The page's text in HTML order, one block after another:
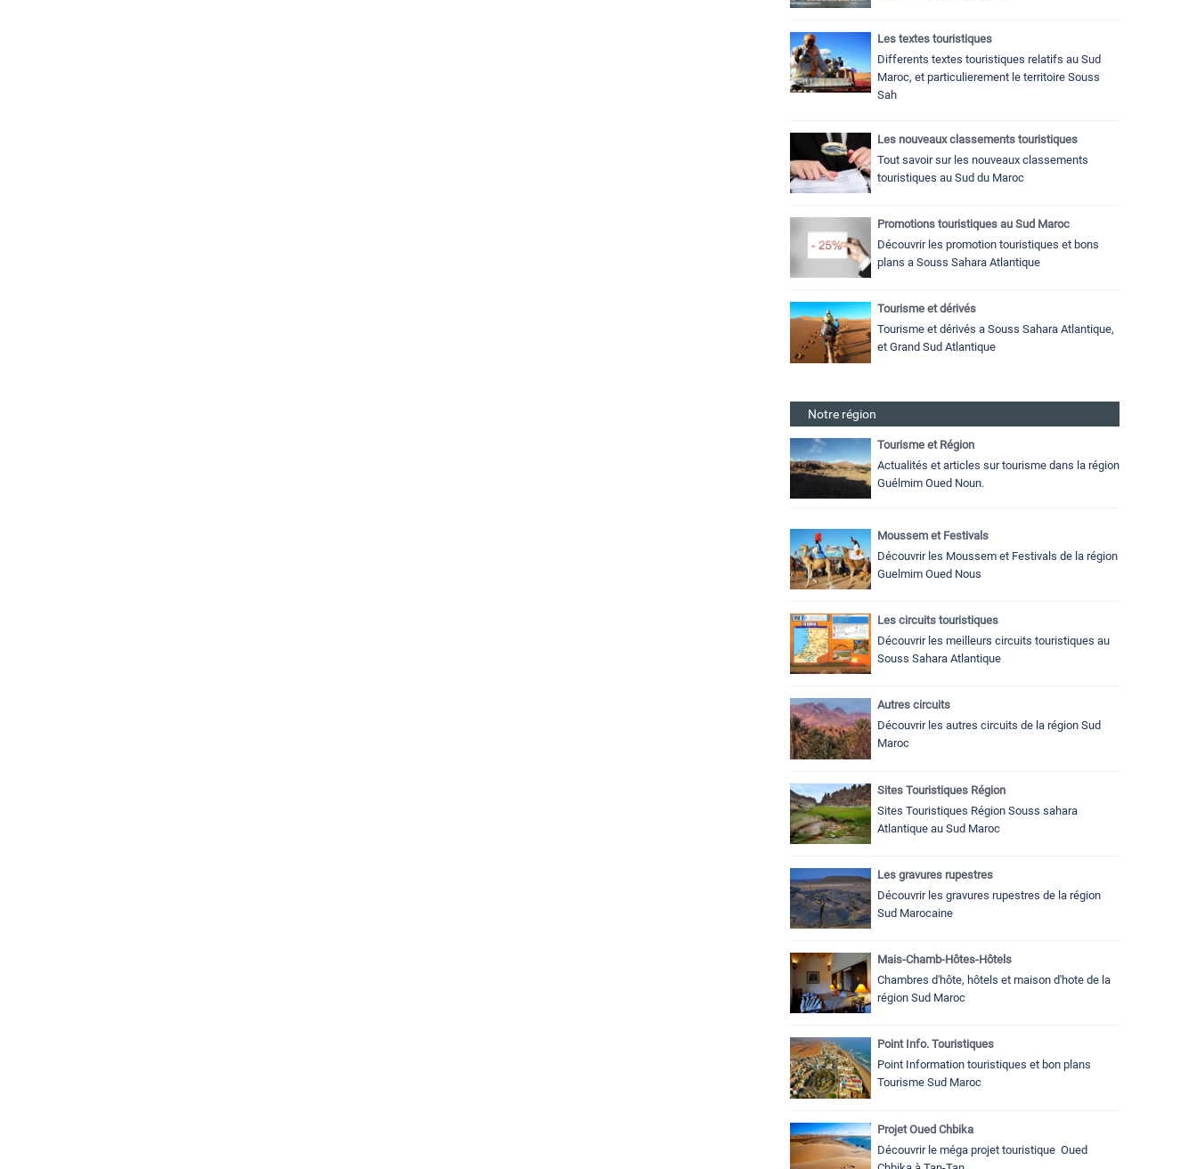
Les textes touristiques
Differents textes touristiques relatifs au Sud
Maroc, et particulierement le territoire Souss
Sah
Les nouveaux classements touristiques
Tout savoir sur les nouveaux classements
touristiques au Sud du Maroc
Promotions touristiques au Sud Maroc
Découvrir les promotion touristiques et bons
plans a Souss Sahara Atlantique
Tourisme et dérivés
Tourisme et dérivés a Souss Sahara Atlantique,
et Grand Sud Atlantique
Notre région
Tourisme et Région
Actualités et articles sur tourisme dans la région
Guélmim Oued Noun.
Moussem et Festivals
Découvrir les Moussem et Festivals de la région
Guelmim Oued Nous
Les circuits touristiques
Découvrir les meilleurs circuits touristiques au
Souss Sahara Atlantique
Autres circuits
Découvrir les autres circuits de la région Sud
Maroc
Sites Touristiques Région
Sites Touristiques Région Souss sahara
Atlantique au Sud Maroc
Les gravures rupestres
Découvrir les gravures rupestres de la région
Sud Marocaine
Mais-Chamb-Hôtes-Hôtels
Chambres d'hôte, hôtels et maison d'hote de la
région Sud Maroc
Point Info. Touristiques
Point Information touristiques et bon plans
Tourisme Sud Maroc
Projet Oued Chbika
Découvrir le méga projet touristique Oued